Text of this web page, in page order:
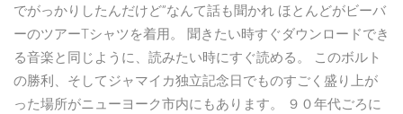
でがっかりしたんだけど”なんて話も聞かれ ほとんどがビーバ
ーのツアーTシャツを着用。 聞きたい時すぐダウンロードでき
る音楽と同じように、読みたい時にすぐ読める。 このボルト
の勝利、そしてジャマイカ独立記念日でものすごく盛り上が
った場所がニューヨーク市内にもあります。 ９０年代ごろに